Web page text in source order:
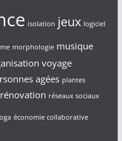
isolation jeux logiciel
morphologie musique
voyage
agées plantes
rénovation réseaux sociaux
économie collaborative